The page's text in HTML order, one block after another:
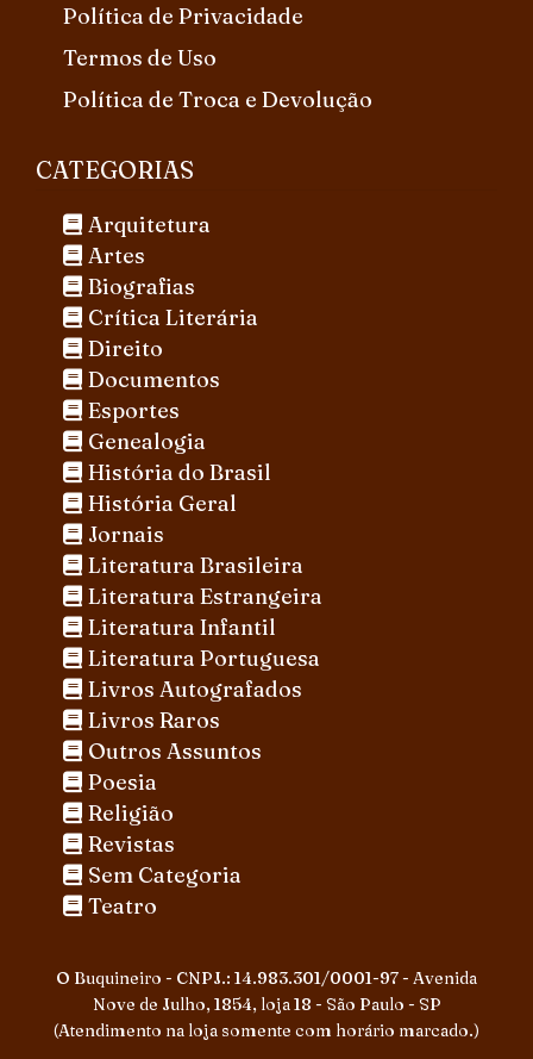
Política de Privacidade
Termos de Uso
Política de Troca e Devolução
CATEGORIAS
Arquitetura
Artes
Biografias
Crítica Literária
Direito
Documentos
Esportes
Genealogia
História do Brasil
História Geral
Jornais
Literatura Brasileira
Literatura Estrangeira
Literatura Infantil
Literatura Portuguesa
Livros Autografados
Livros Raros
Outros Assuntos
Poesia
Religião
Revistas
Sem Categoria
Teatro
O Buquineiro - CNPJ.: 14.983.301/0001-97 - Avenida
Nove de Julho, 1854, loja 18 - São Paulo - SP
(Atendimento na loja somente com horário marcado.)